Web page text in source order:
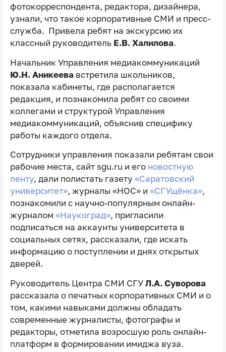
фотокорреспондента, редактора, дизайнера,
узнали, что такое корпоративные СМИ и пресс-
служба. Привела ребят на экскурсию их
классный руководитель Е.В. Халилова.
Начальник Управления медиакоммуникаций
Ю.Н. Аникеевавстретила школьников,
показала кабинеты, где располагается
редакция, и познакомила ребят со своими
коллегами и структурой Управления
медиакоммуникаций, объяснив специфику
работы каждого отдела.
Сотрудники управления показали ребятам свои
рабочие места, сайт sgu.ru и его новостную
ленту, дали полистать газету «Саратовский
университет», журналы «НОС» и «СГУщёнка»,
познакомили с научно-популярным онлайн-
журналом «Наукоград», пригласили
подписаться на аккаунты университета в
социальных сетях, рассказали, где искать
информацию о поступлении и днях открытых
дверей.
Руководитель Центра СМИ СГУ Л.А. Суворова
рассказала о печатных корпоративных СМИ и о
том, какими навыками должны обладать
современные журналисты, фотографы и
редакторы, отметила возросшую роль онлайн-
платформ в формировании имиджа вуза.